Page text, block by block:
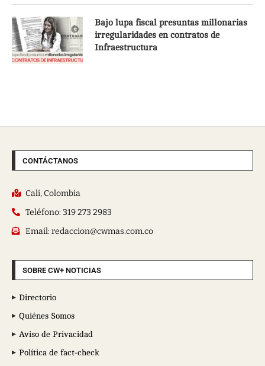
Bajo lupa fiscal presuntas millonarias
irregularidades en contratos de
Infraestructura
CONTÁCTANOS
Cali, Colombia
Teléfono: 319 273 2983
Email: redaccion@cwmas.com.co
SOBRE CW+ NOTICIAS
Directorio
Quiénes Somos
Aviso de Privacidad
Política de fact-check